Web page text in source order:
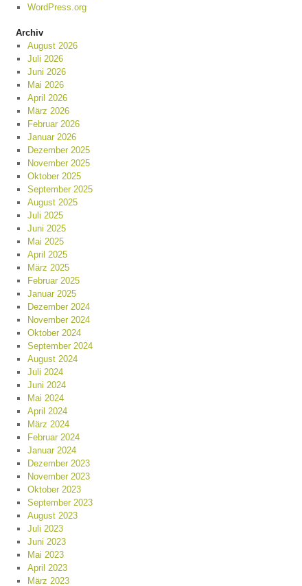
WordPress.org
Archiv
August 2026
Juli 2026
Juni 2026
Mai 2026
April 2026
März 2026
Februar 2026
Januar 2026
Dezember 2025
November 2025
Oktober 2025
September 2025
August 2025
Juli 2025
Juni 2025
Mai 2025
April 2025
März 2025
Februar 2025
Januar 2025
Dezember 2024
November 2024
Oktober 2024
September 2024
August 2024
Juli 2024
Juni 2024
Mai 2024
April 2024
März 2024
Februar 2024
Januar 2024
Dezember 2023
November 2023
Oktober 2023
September 2023
August 2023
Juli 2023
Juni 2023
Mai 2023
April 2023
März 2023